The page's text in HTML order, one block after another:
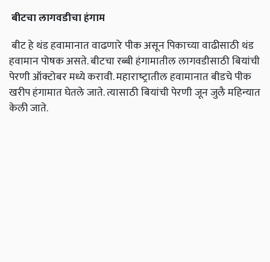
बीटचा लागवडीचा हंगाम
बीट हे थंड हवामानात वाढणारे पीक असून पिकाच्या वाढीसाठी थंड
हवामान पोषक असते. बीटचा रब्बी हंगामातील लागवडीसाठी बियांची
पेरणी ऑक्टोबर मध्ये करावी. महाराष्‍ट्रातील हवामानात बीडचे पीक
खरीप हंगामात घेतले जाते. त्यासाठी बियांची पेरणी जून जुलै महिन्यात
केली जाते.